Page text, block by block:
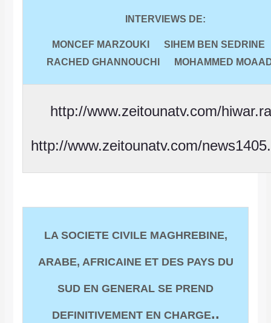
INTERVIEWS DE:
MONCEF MARZOUKI SIHEM BEN
RACHED GHANNOUCHI
MOHAMMED
http://www.zeitounatv.com/
http://www.zeitounatv.com/
LA SOCIETE CIVILE MAGHREBINE,
ARABE, AFRICAINE ET DES PAYS DU
SUD EN GENERAL SE PREND
DEFINITIVEMENT EN CHARGE..